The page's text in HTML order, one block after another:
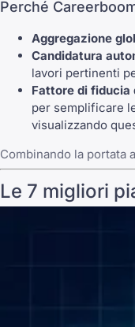
Perché
Aggregazione
Candidatura
lavori pertinenti
Fattore di fiducia
per semplificare
visualizzando
Combinando la portata
Le 7 migliori